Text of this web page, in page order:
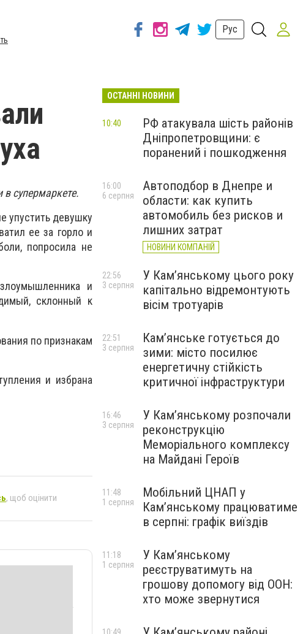
Рус
супермаркете.
упустить девушку
ее за горло и
попросила не
и
склонный к
по признакам
и избрана
, щоб оцінити
ОСТАННІ НОВИНИ
РФ атакувала шість районів
Дніпропетровщини: є
поранений і пошкодження
10:40
Автоподбор в Днепре и
области: как купить
автомобиль без рисков и
лишних затрат
НОВИНИ КОМПАНІЙ
16:00
6 серпня
У Кам’янському цього року
капітально відремонтують
вісім тротуарів
22:56
3 серпня
Кам’янське готується до
зими: місто посилює
енергетичну стійкість
критичної інфраструктури
22:51
3 серпня
У Кам’янському розпочали
реконструкцію
Меморіального комплексу
на Майдані Героїв
16:46
3 серпня
Мобільний ЦНАП у
Кам’янському працюватиме
в серпні: графік виїздів
11:48
1 серпня
У Кам’янському
реєструватимуть на
грошову допомогу від ООН:
хто може звернутися
11:18
1 серпня